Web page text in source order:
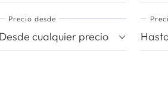
Precio desde
cualquier precio